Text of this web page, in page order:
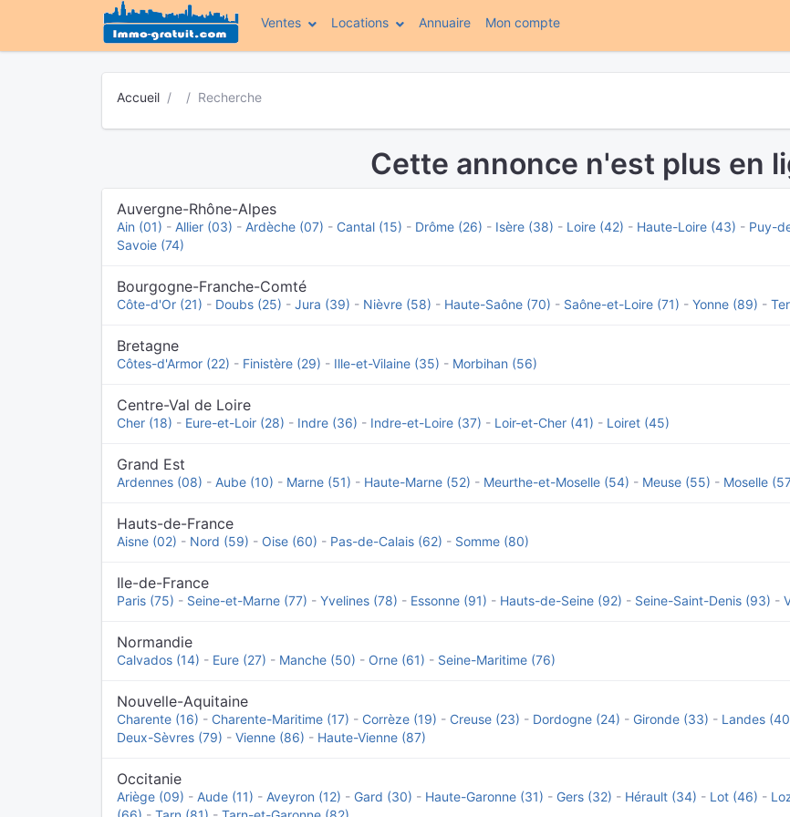
Ventes Locations Annuaire Mon compte(current)
Accueil Recherche
Cette annonce n'est plus en
Auvergne-Rhône-Alpes
Ain (01) - Allier (03) - Ardèche (07) - Cantal (15) - Drôme (26) - Isère (38) - Loire (42) - Haute-Loire (43) - Puy-
Savoie (74)
Bourgogne-Franche-Comté
Côte-d'Or (21) - Doubs (25) - Jura (39) - Nièvre (58) - Haute-Saône (70) - Saône-et-Loire (71) - Yonne (89) -
Bretagne
Côtes-d'Armor (22) - Finistère (29) - Ille-et-Vilaine (35) - Morbihan (56)
Centre-Val de Loire
Cher (18) - Eure-et-Loir (28) - Indre (36) - Indre-et-Loire (37) - Loir-et-Cher (41) - Loiret (45)
Grand Est
Ardennes (08) - Aube (10) - Marne (51) - Haute-Marne (52) - Meurthe-et-Moselle (54) - Meuse (55) - Moselle
Hauts-de-France
Aisne (02) - Nord (59) - Oise (60) - Pas-de-Calais (62) - Somme (80)
Ile-de-France
Paris (75) - Seine-et-Marne (77) - Yvelines (78) - Essonne (91) - Hauts-de-Seine (92) - Seine-Saint-Denis (93) -
Normandie
Calvados (14) - Eure (27) - Manche (50) - Orne (61) - Seine-Maritime (76)
Nouvelle-Aquitaine
Charente (16) - Charente-Maritime (17) - Corrèze (19) - Creuse (23) - Dordogne (24) - Gironde (33) - Landes
Deux-Sèvres (79) - Vienne (86) - Haute-Vienne (87)
Occitanie
Ariège (09) - Aude (11) - Aveyron (12) - Gard (30) - Haute-Garonne (31) - Gers (32) - Hérault (34) - Lot (46) -